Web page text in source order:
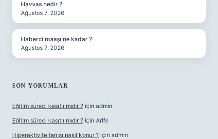
Havvas nedir ?
Ağustos 7, 2026
Haberci maaşı ne kadar ?
Ağustos 7, 2026
SON YORUMLAR
Eğitim süreci kasıtlı mıdır ? için admin
Eğitim süreci kasıtlı mıdır ? için Arife
Hiperaktivite tanısı nasıl konur ? için admin